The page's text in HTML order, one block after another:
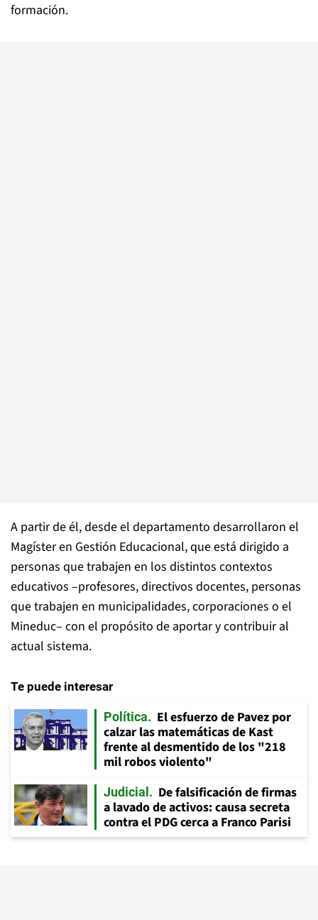
formación.
A partir de él, desde el departamento desarrollaron el
Magíster en Gestión Educacional, que está dirigido a
personas que trabajen en los distintos contextos
educativos –profesores, directivos docentes, personas
que trabajen en municipalidades, corporaciones o el
Mineduc– con el propósito de aportar y contribuir al
actual sistema.
Te puede interesar
Política
El esfuerzo de Pavez por
calzar las matemáticas de Kast
frente al desmentido de los "218
mil robos violento"
Judicial
De falsificación de firmas
a lavado de activos: causa secreta
contra el PDG cerca a Franco Parisi